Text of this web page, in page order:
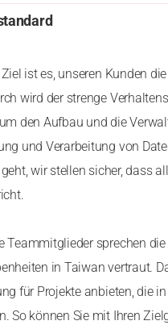
ist es, unseren Kunden
wird der strenge
den Aufbau und die
und Verarbeitung von
geht, wir stellen sicher, dass
Teammitglieder sprechen
in Taiwan vertraut.
für Projekte anbieten, die
So können Sie mit Ihren